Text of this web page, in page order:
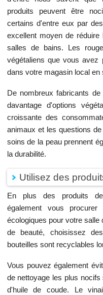
produits peuvent être
certains d'entre eux par
excellent moyen de réduire
salles de bains. Les
végétaliens que vous avez
dans votre magasin local en
De nombreux fabricants
davantage d'options
croissante des
animaux et les questions
soins de la peau prennent
la durabilité.
Utilisez des
En plus des produits
également vous
écologiques pour votre
de beauté, choisissez
bouteilles sont recyclables
Vous pouvez également
de nettoyage les plus
d'huile de coude. Le